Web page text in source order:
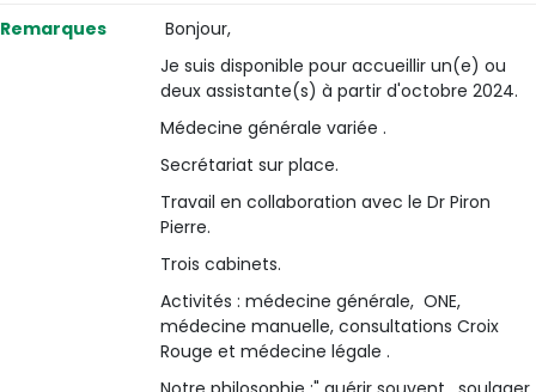
Remarques
Bonjour,
Je suis disponible pour accueillir un(e) ou
deux assistante(s) à partir d'octobre 2024.
Médecine générale variée .
Secrétariat sur place.
Travail en collaboration avec le Dr Piron
Pierre.
Trois cabinets.
Activités : médecine générale, ONE,
médecine manuelle, consultations Croix
Rouge et médecine légale .